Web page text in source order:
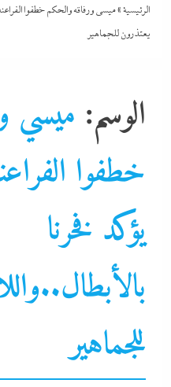
الرئيسية»ميسي ورفاقه والحكم خطفوا
يعتذرون للجماهير
الوسم: ميسي
خطفوا
يؤكد فخرنا
للجماهير
التحليل اللحظي
جاءنا الآن